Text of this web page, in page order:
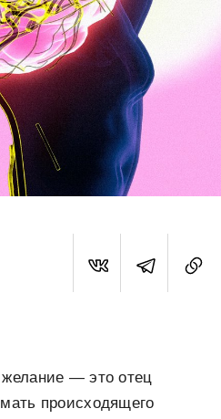
— это отец
происходящего